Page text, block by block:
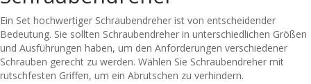
Ein Set hochwertiger Schraubendreher ist von entscheidender
Bedeutung. Sie sollten Schraubendreher in unterschiedlichen Größen
und Ausführungen haben, um den Anforderungen verschiedener
Schrauben gerecht zu werden. Wählen Sie Schraubendreher mit
rutschfesten Griffen, um ein Abrutschen zu verhindern.